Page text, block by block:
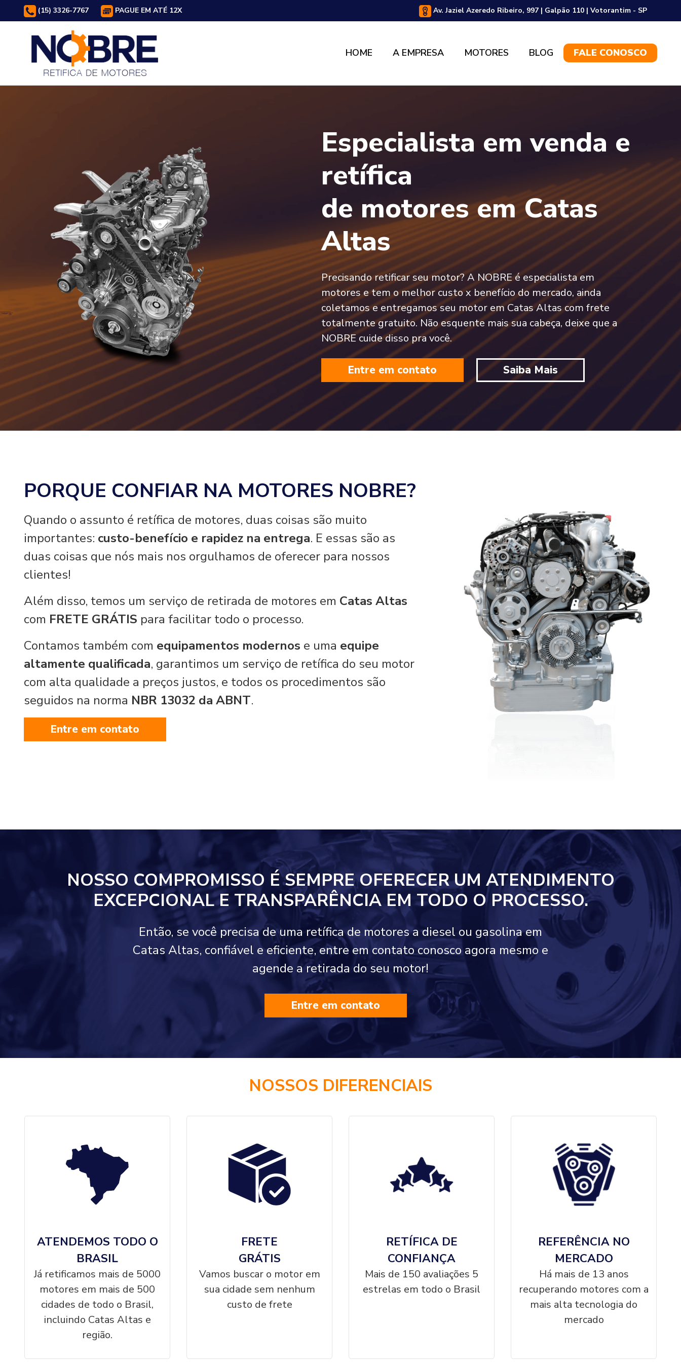
(15) 3326-7767 PAGUE EM ATÉ 12X Av. Jaziel Azeredo Ribeiro, 997 | Galpão 110 | Votorantim - SP
HOME A EMPRESA MOTORES BLOG FALE CONOSCO
Especialista em venda e
retífica
de motores em Catas
Altas
Precisando retificar seu motor? A NOBRE é especialista em
motores e tem o melhor custo x benefício do mercado, ainda
coletamos e entregamos seu motor em Catas Altas com frete
totalmente gratuito. Não esquente mais sua cabeça, deixe que a
NOBRE cuide disso pra você.
Entre em contato Saiba Mais
PORQUE CONFIAR NA MOTORES NOBRE?
Quando o assunto é retífica de motores, duas coisas são muito
importantes: custo-benefício e rapidez na entrega. E essas são as
duas coisas que nós mais nos orgulhamos de oferecer para nossos
clientes!
Além disso, temos um serviço de retirada de motores em Catas Altas
com FRETE GRÁTIS para facilitar todo o processo.
Contamos também com equipamentos modernos e uma equipe
altamente qualificada, garantimos um serviço de retífica do seu motor
com alta qualidade a preços justos, e todos os procedimentos são
seguidos na norma NBR 13032 da ABNT.
Entre em contato
NOSSO COMPROMISSO É SEMPRE OFERECER UM ATENDIMENTO
EXCEPCIONAL E TRANSPARÊNCIA EMTODO O PROCESSO.
Então, se você precisa de uma retífica de motores a diesel ou gasolina em
Catas Altas, confiável e eficiente, entre em contato conosco agora mesmo e
agende a retirada do seu motor!
Entre em contato
NOSSOS DIFERENCIAIS
ATENDEMOS TODO O
BRASIL
Já retificamos mais de 5000
motores em mais de 500
cidades de todo o Brasil,
incluindo Catas Altas e
região.
FRETE
GRÁTIS
Vamos buscar o motor em
sua cidade sem nenhum
custo de frete
RETÍFICA DE
CONFIANÇA
Mais de 150 avaliações 5
estrelas em todo o Brasil
REFERÊNCIA NO
MERCADO
Há mais de 13 anos
recuperando motores com a
mais alta tecnologia do
mercado